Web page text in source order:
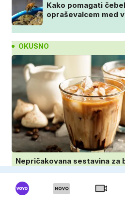
Kako pomagati
opraševalcem med
OKUSNO
Nepričakovana sestavina za
Najmehkejši domači